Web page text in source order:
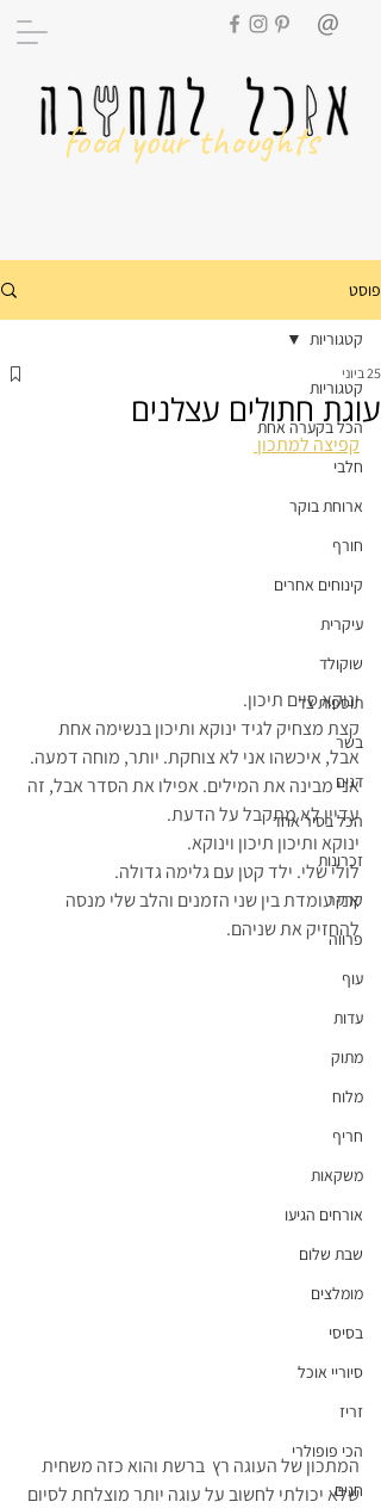
food your thoughts
פוסט
קטגוריות
הכל בקערה אחת
חלבי
ארוחת בוקר
חורף
קינוחים אחרים
עיקרית
שוקולד
תוספות צד
בשר
דגים
הכל בסיר אחד
זכרונות
קרקר
פרווה
עוף
עדות
מתוק
מלוח
חריף
משקאות
אורחים הגיעו
שבת שלום
מומלצים
בסיסי
סיוריי אוכל
זריז
הכי פופולרי
חגים
קטגוריות
עוגת חתולים עצלנים
25 ביוני
קפיצה למתכון
ינוקא סיים תיכון.
קצת מצחיק לגיד ינוקא ותיכון בנשימה אחת
אבל, איכשהו אני לא צוחקת. יותר, מוחה דמעה.
אני מבינה את המילים. אפילו את הסדר אבל, זה
עדיין לא מתקבל על הדעת.
ינוקא ותיכון תיכון וינוקא.
לולי שלי. ילד קטן עם גלימה גדולה.
אני עומדת בין שני הזמנים והלב שלי מנסה
להחזיק את שניהם.
המתכון של העוגה רץ  ברשת והוא כזה משחית
שלא יכולתי לחשוב על עוגה יותר מוצלחת לסיום